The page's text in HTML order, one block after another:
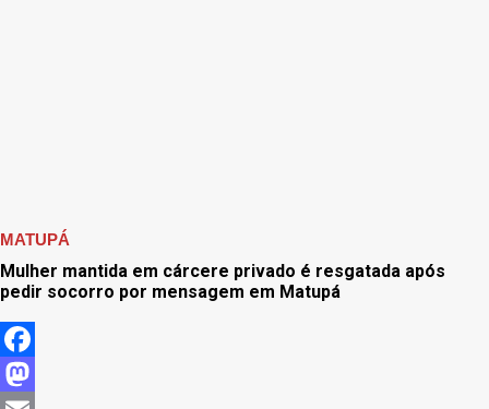
MATUPÁ
Mulher mantida em cárcere privado é resgatada após
pedir socorro por mensagem em Matupá
Facebook